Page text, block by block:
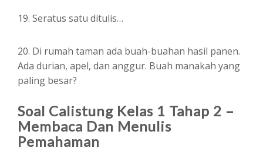
19. Seratus satu ditulis…
20. Di rumah taman ada buah-buahan hasil panen.
Ada durian, apel, dan anggur. Buah manakah yang
paling besar?
Soal Calistung Kelas 1 Tahap 2 –
Membaca Dan Menulis
Pemahaman